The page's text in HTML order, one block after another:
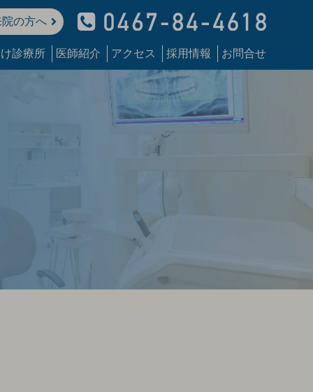
の方へ
診療所 医師紹介 アクセス 採用情報 お問合せ